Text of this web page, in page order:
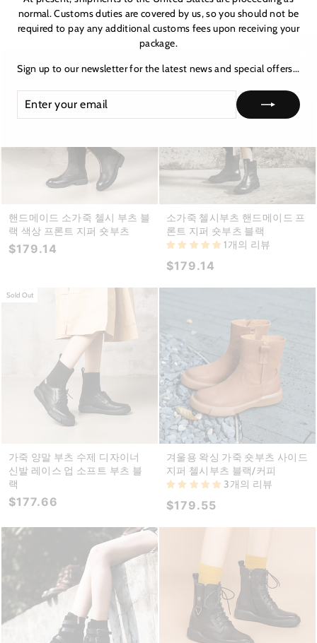
$176.00
1개의 리뷰
$215.73
핸드메이드 소가죽 첼시 부츠 블
랙 색상 프론트 지퍼 숏부츠
$179.14
소가죽 첼시부츠 핸드메이드 프
론트 지퍼 숏부츠 블랙
1개의 리뷰
$179.14
Sold Out
가죽 양말 부츠 수제 디자이너
신발 레이스 업 소프트 부츠 블
랙
$177.66
겨울용 왁싱 가죽 숏부츠 사이드
지퍼 첼시부츠 블랙/커피
3개의 리뷰
$179.55
normal. Customs duties are covered by us, so you should not be
required to pay any additional customs fees upon receiving your
package.
Sign up to our newsletter for the latest news and special offers...
YOUR
EMAIL
★ 리뷰